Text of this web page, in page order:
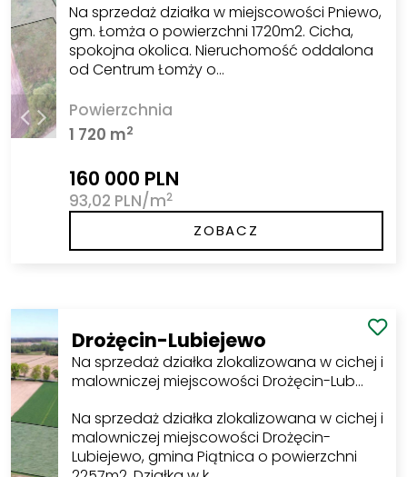
Na sprzedaż działka w miejscowości Pniewo,
gm. Łomża o powierzchni 1720m2. Cicha,
spokojna okolica. Nieruchomość oddalona
od Centrum Łomży o…
Powierzchnia
1 720 m2
160 000 PLN
93,02 PLN/m2
ZOBACZ
Drożęcin-Lubiejewo
Na sprzedaż działka zlokalizowana w cichej i
malowniczej miejscowości Drożęcin-Lub…
Na sprzedaż działka zlokalizowana w cichej i
malowniczej miejscowości Drożęcin-
Lubiejewo, gmina Piątnica o powierzchni